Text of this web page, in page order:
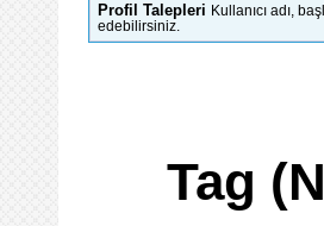
Profil Talepleri Kullanıcı adı,
edebilirsiniz.
Tag